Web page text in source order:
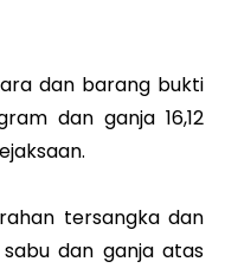
dan barang bukti
dan ganja 16,12
tersangka dan
dan ganja atas